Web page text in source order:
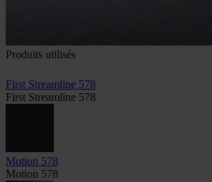
Produits utilisés
First Streamline 578
First Streamline 578
Motion 578
Motion 578